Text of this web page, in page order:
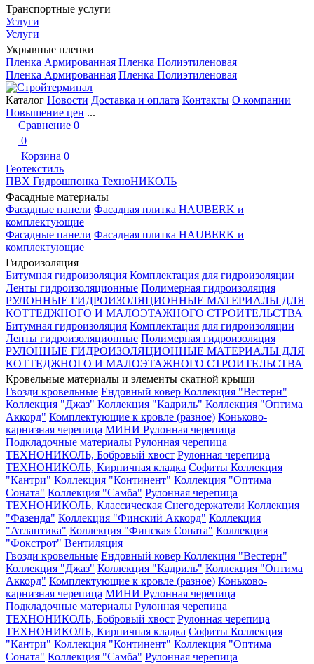
Транспортные услуги
Услуги
Услуги
Укрывные пленки
Пленка Армированная Пленка Полиэтиленовая
Пленка Армированная Пленка Полиэтиленовая
Каталог Новости Доставка и оплата Контакты О компании
Повышение цен ...
Сравнение 0
0
Корзина 0
Геотекстиль
ПВХ Гидрошпонка ТехноНИКОЛЬ
Фасадные материалы
Фасадные панели Фасадная плитка HAUBERK и
комплектующие
Фасадные панели Фасадная плитка HAUBERK и
комплектующие
Гидроизоляция
Битумная гидроизоляция Комплектация для гидроизоляции
Ленты гидроизоляционные Полимерная гидроизоляция
РУЛОННЫЕ ГИДРОИЗОЛЯЦИОННЫЕ МАТЕРИАЛЫ ДЛЯ
КОТТЕДЖНОГО И МАЛОЭТАЖНОГО СТРОИТЕЛЬСТВА
Битумная гидроизоляция Комплектация для гидроизоляции
Ленты гидроизоляционные Полимерная гидроизоляция
РУЛОННЫЕ ГИДРОИЗОЛЯЦИОННЫЕ МАТЕРИАЛЫ ДЛЯ
КОТТЕДЖНОГО И МАЛОЭТАЖНОГО СТРОИТЕЛЬСТВА
Кровельные материалы и элементы скатной крыши
Гвозди кровельные Ендовный ковер Коллекция "Вестерн"
Коллекция "Джаз" Коллекция "Кадриль" Коллекция "Оптима
Аккорд" Комплектующие к кровле (разное) Коньково-
карнизная черепица МИНИ Рулонная черепица
Подкладочные материалы Рулонная черепица
ТЕХНОНИКОЛЬ, Бобровый хвост Рулонная черепица
ТЕХНОНИКОЛЬ, Кирпичная кладка Софиты Коллекция
"Кантри" Коллекция "Континент" Коллекция "Оптима
Соната" Коллекция "Самба" Рулонная черепица
ТЕХНОНИКОЛЬ, Классическая Снегодержатели Коллекция
"Фазенда" Коллекция "Финский Аккорд" Коллекция
"Атлантика" Коллекция "Финская Соната" Коллекция
"Фокстрот" Вентиляция
Гвозди кровельные Ендовный ковер Коллекция "Вестерн"
Коллекция "Джаз" Коллекция "Кадриль" Коллекция "Оптима
Аккорд" Комплектующие к кровле (разное) Коньково-
карнизная черепица МИНИ Рулонная черепица
Подкладочные материалы Рулонная черепица
ТЕХНОНИКОЛЬ, Бобровый хвост Рулонная черепица
ТЕХНОНИКОЛЬ, Кирпичная кладка Софиты Коллекция
"Кантри" Коллекция "Континент" Коллекция "Оптима
Соната" Коллекция "Самба" Рулонная черепица